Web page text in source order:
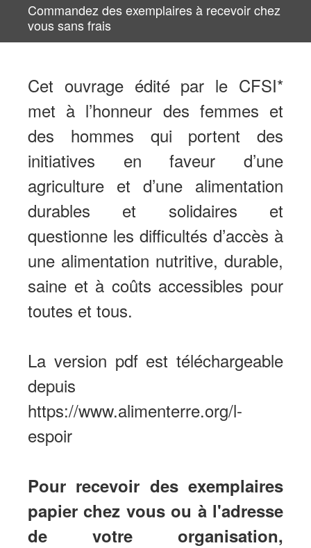
Commandez des exemplaires à recevoir chez
vous sans frais
Cet ouvrage édité par le CFSI*
met à l’honneur des femmes et
des hommes qui portent des
initiatives en faveur d’une
agriculture et d’une alimentation
durables et solidaires et
questionne les difficultés d’accès à
une alimentation nutritive, durable,
saine et à coûts accessibles pour
toutes et tous.
La version pdf est téléchargeable
depuis
https://www.alimenterre.org/l-
espoir
Pour recevoir des exemplaires
papier chez vous ou à l'adresse
de votre organisation,